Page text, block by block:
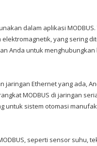
dalam aplikasi
yang sering
Anda untuk
jaringan Ethernet yang ada,
MODBUS di jaringan
untuk sistem otomasi
seperti sensor suhu,